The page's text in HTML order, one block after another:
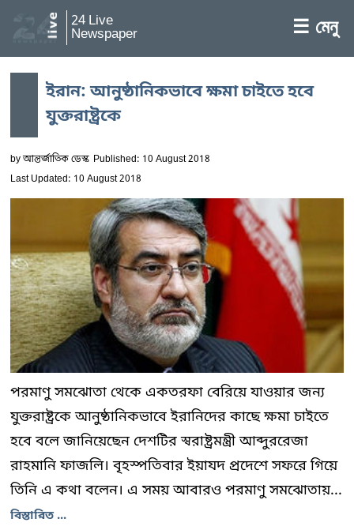
24 Live
Newspaper ☰ মেনু
ইরান: আনুষ্ঠানিকভাবে ক্ষমা চাইতে হবে
যুক্তরাষ্ট্রকে
byআন্তর্জাতিক ডেস্ক Published: 10 August 2018
Last Updated: 10 August 2018
পরমাণু সমঝোতা থেকে একতরফা বেরিয়ে যাওয়ার জন্য
যুক্তরাষ্ট্রকে আনুষ্ঠানিকভাবে ইরানিদের কাছে ক্ষমা চাইতে
হবে বলে জানিয়েছেন দেশটির স্বরাষ্ট্রমন্ত্রী আব্দুররেজা
রাহমানি ফাজলি। বৃহস্পতিবার ইয়াযদ প্রদেশে সফরে গিয়ে
তিনি এ কথা বলেন। এ সময় আবারও পরমাণু সমঝোতায়...
বিস্তারিত ...